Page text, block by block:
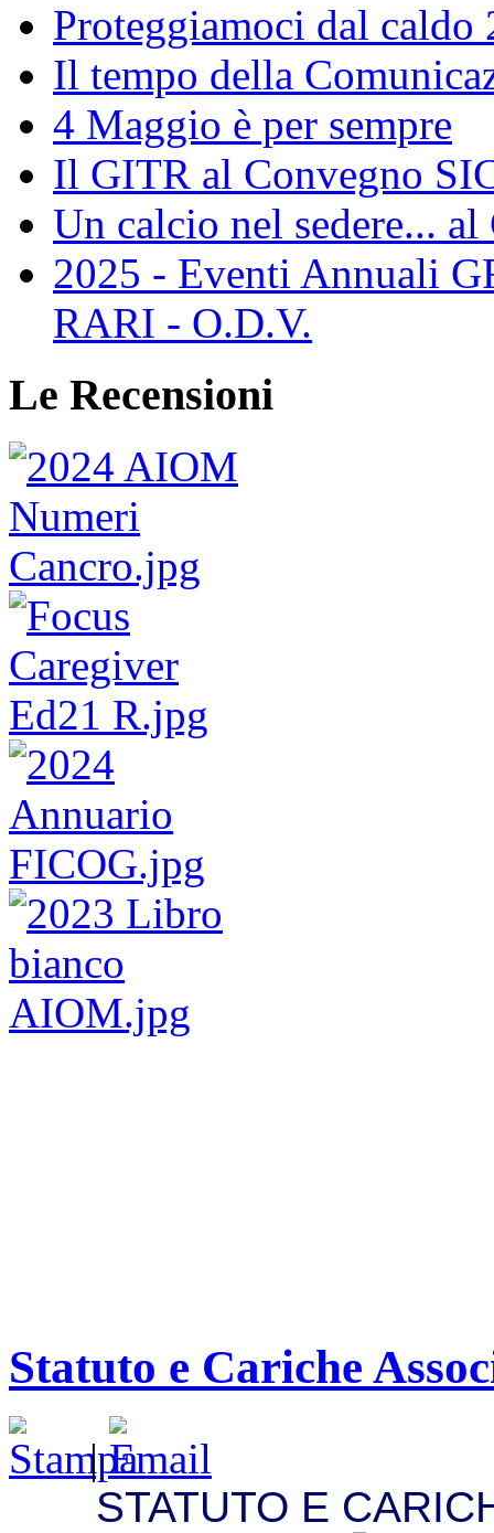
Proteggiamoci dal caldo
Il tempo della
4 Maggio è per sempre
Il GITR al Convegno
Un calcio nel sedere...
2025 - Eventi Annuali
RARI - O.D.V.
Le Recensioni
Statuto e Cariche
|
STATUTO E